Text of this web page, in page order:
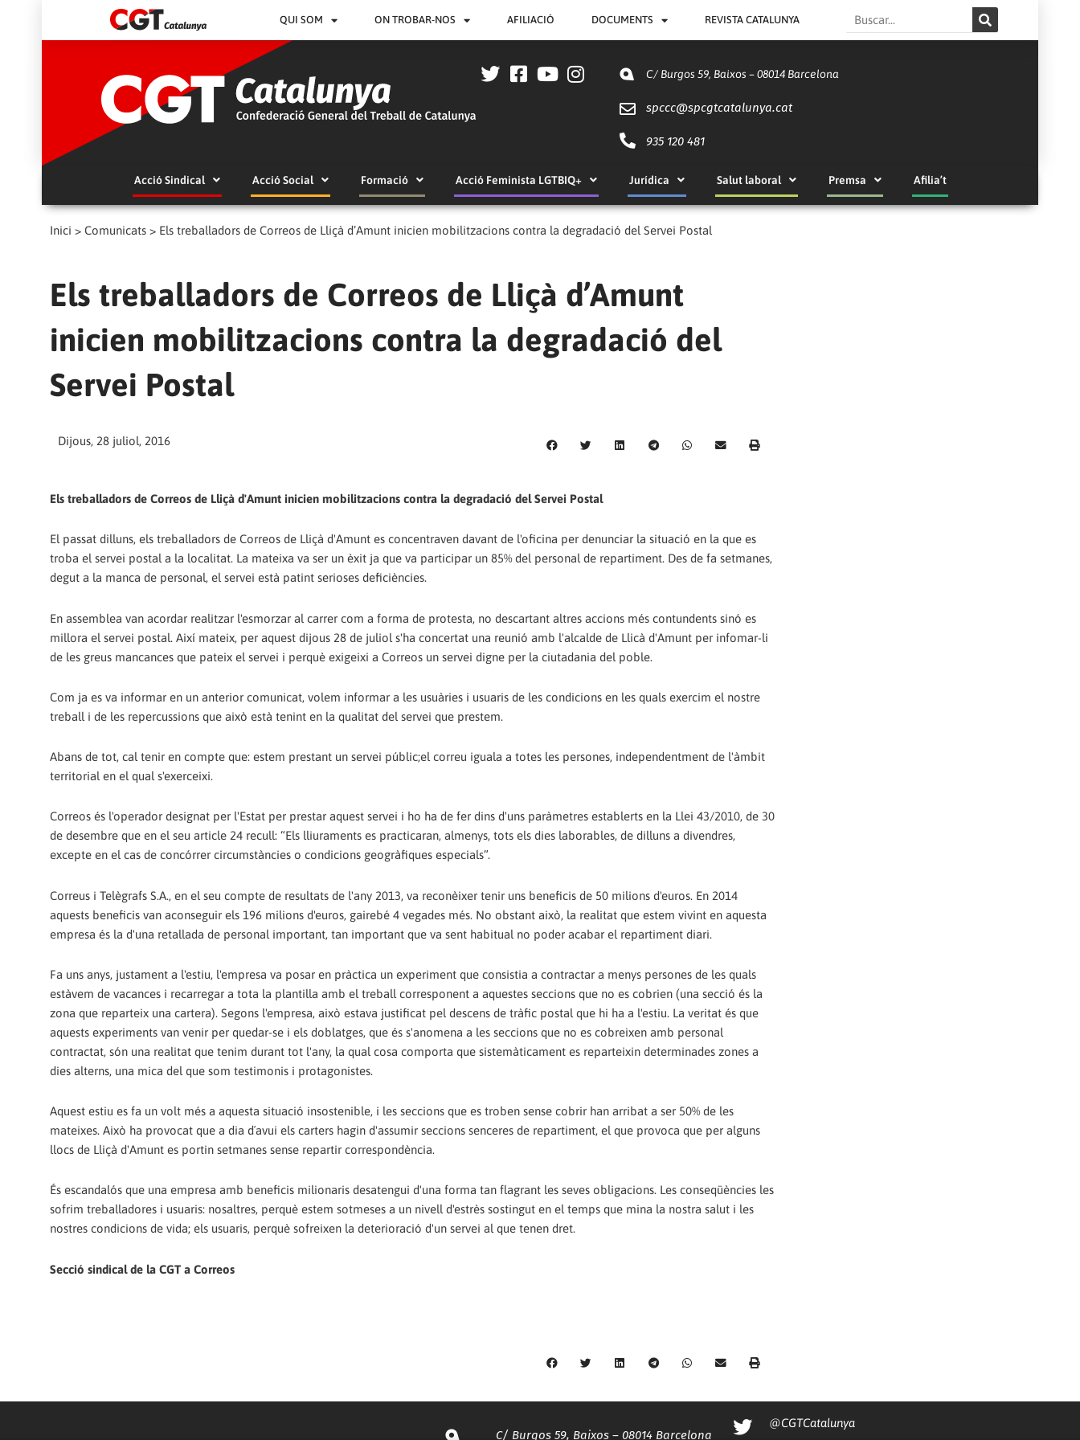
QUI SOM ON TROBAR-NOS AFILIACIÓ DOCUMENTS REVISTA CATALUNYA Search
C/ Burgos 59, Baixos – 08014 Barcelona
spccc@spcgtcatalunya.cat
935 120 481
Acció Sindical Acció Social Formació Acció Feminista LGTBIQ+ Jurídica Salut laboral Premsa Afilia’t
Inici > Comunicats > Els treballadors de Correos de Lliçà d’Amunt inicien mobilitzacions contra la degradació del Servei Postal
Els treballadors de Correos de Lliçà d’Amunt
inicien mobilitzacions contra la degradació del
Servei Postal
Dijous, 28 juliol, 2016
Els treballadors de Correos de Lliçà d'Amunt inicien mobilitzacions contra la degradació del Servei Postal
El passat dilluns, els treballadors de Correos de Lliçà d'Amunt es concentraven davant de l'oficina per denunciar la situació en la que es
troba el servei postal a la localitat. La mateixa va ser un èxit ja que va participar un 85% del personal de repartiment. Des de fa setmanes,
degut a la manca de personal, el servei està patint serioses deficiències.
En assemblea van acordar realitzar l'esmorzar al carrer com a forma de protesta, no descartant altres accions més contundents sinó es
millora el servei postal. Així mateix, per aquest dijous 28 de juliol s'ha concertat una reunió amb l'alcalde de Llicà d'Amunt per infomar-li
de les greus mancances que pateix el servei i perquè exigeixi a Correos un servei digne per la ciutadania del poble.
Com ja es va informar en un anterior comunicat, volem informar a les usuàries i usuaris de les condicions en les quals exercim el nostre
treball i de les repercussions que això està tenint en la qualitat del servei que prestem.
Abans de tot, cal tenir en compte que: estem prestant un servei públic;el correu iguala a totes les persones, independentment de l'àmbit
territorial en el qual s'exerceixi.
Correos és l'operador designat per l'Estat per prestar aquest servei i ho ha de fer dins d'uns paràmetres establerts en la Llei 43/2010, de 30
de desembre que en el seu article 24 recull: “Els lliuraments es practicaran, almenys, tots els dies laborables, de dilluns a divendres,
excepte en el cas de concórrer circumstàncies o condicions geogràfiques especials”.
Correus i Telègrafs S.A., en el seu compte de resultats de l'any 2013, va reconèixer tenir uns beneficis de 50 milions d'euros. En 2014
aquests beneficis van aconseguir els 196 milions d'euros, gairebé 4 vegades més. No obstant això, la realitat que estem vivint en aquesta
empresa és la d'una retallada de personal important, tan important que va sent habitual no poder acabar el repartiment diari.
Fa uns anys, justament a l'estiu, l'empresa va posar en pràctica un experiment que consistia a contractar a menys persones de les quals
estàvem de vacances i recarregar a tota la plantilla amb el treball corresponent a aquestes seccions que no es cobrien (una secció és la
zona que reparteix una cartera). Segons l'empresa, això estava justificat pel descens de tràfic postal que hi ha a l'estiu. La veritat és que
aquests experiments van venir per quedar-se i els doblatges, que és s'anomena a les seccions que no es cobreixen amb personal
contractat, són una realitat que tenim durant tot l'any, la qual cosa comporta que sistemàticament es reparteixin determinades zones a
dies alterns, una mica del que som testimonis i protagonistes.
Aquest estiu es fa un volt més a aquesta situació insostenible, i les seccions que es troben sense cobrir han arribat a ser 50% de les
mateixes. Això ha provocat que a dia d´avui els carters hagin d'assumir seccions senceres de repartiment, el que provoca que per alguns
llocs de Lliçà d'Amunt es portin setmanes sense repartir correspondència.
És escandalós que una empresa amb beneficis milionaris desatengui d'una forma tan flagrant les seves obligacions. Les conseqüències les
sofrim treballadores i usuaris: nosaltres, perquè estem sotmeses a un nivell d'estrès sostingut en el temps que mina la nostra salut i les
nostres condicions de vida; els usuaris, perquè sofreixen la deterioració d'un servei al que tenen dret.
Secció sindical de la CGT a Correos
C/ Burgos 59, Baixos – 08014 Barcelona
@CGTCatalunya